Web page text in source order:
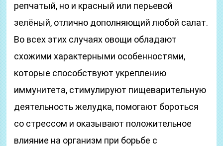
репчатый, но и красный или перьевой
зелёный, отлично дополняющий любой салат.
Во всех этих случаях овощи обладают
схожими характерными особенностями,
которые способствуют укреплению
иммунитета, стимулируют пищеварительную
деятельность желудка, помогают бороться
со стрессом и оказывают положительное
влияние на организм при борьбе с